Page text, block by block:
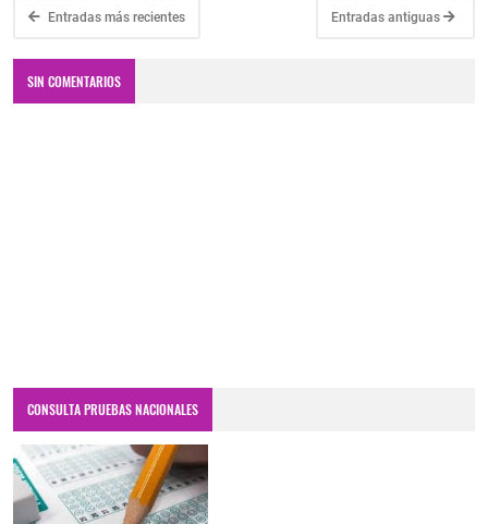
Entradas más recientes Entradas antiguas
SIN COMENTARIOS
CONSULTA PRUEBAS NACIONALES